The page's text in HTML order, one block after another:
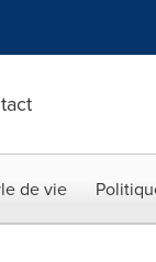
de vie